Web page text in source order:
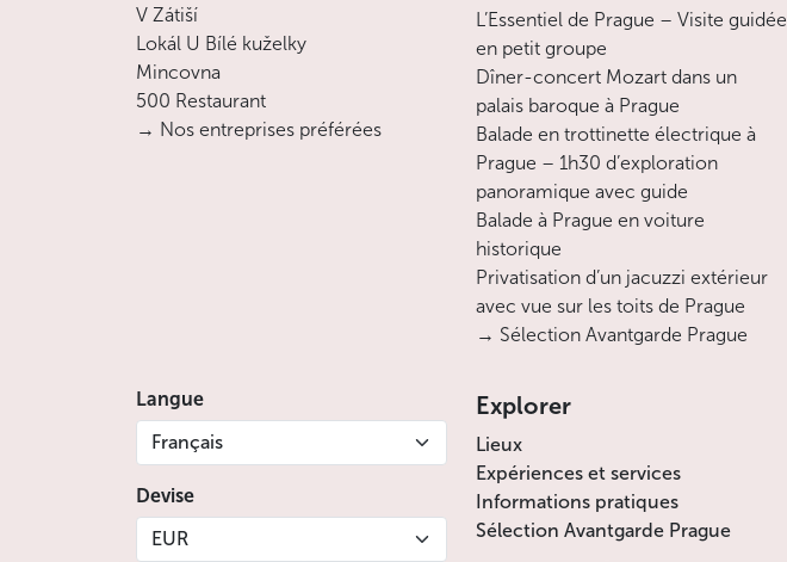
V Zátiší
Lokál U Bílé kuželky
Mincovna
500 Restaurant
→ Nos entreprises préférées
L’Essentiel de Prague – Visite guidée
en petit groupe
Dîner-concert Mozart dans un
palais baroque à Prague
Balade en trottinette électrique à
Prague – 1h30 d’exploration
panoramique avec guide
Balade à Prague en voiture
historique
Privatisation d’un jacuzzi extérieur
avec vue sur les toits de Prague
→ Sélection Avantgarde Prague
Langue
Français
Devise
EUR
Explorer
Lieux
Expériences et services
Informations pratiques
Sélection Avantgarde Prague